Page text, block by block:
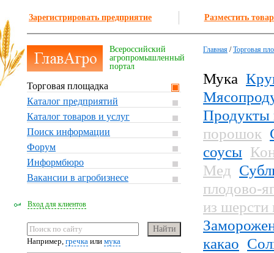
Зарегистрировать предприятие Разместить
Всероссийский
агропромышленный
портал
Торговая площадка
Каталог предприятий
Каталог товаров и услуг
Поиск информации
Форум
Информбюро
Вакансии в агробизнесе
Вход для клиентов
Например, гречка или мука
Главная /Торговая
Мука
Продукты
порошок
соусы
Мед
плодово-
из
какао